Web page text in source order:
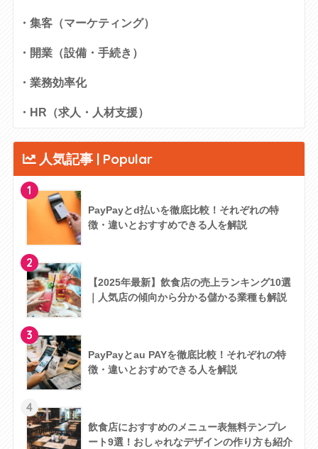
・集客（マーケティング）
・開業（設備・手続き）
・業務効率化
・HR（求人・人材支援）
人気記事 | Popular
1
PayPayとd払いを徹底比較！それぞれの特
徴・違いとおすすめできる人を解説
2
【2025年最新】飲食店の売上ランキング10選
｜人気店の傾向から分かる儲かる業種も解説
3
PayPayとau PAYを徹底比較！それぞれの特
徴・違いとおすめできる人を解説
4
飲食店におすすめのメニュー表無料テンプレ
ート9選！おしゃれなデザインの作り方も紹介